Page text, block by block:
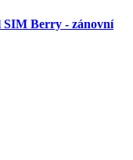
SIM Berry - zánovní